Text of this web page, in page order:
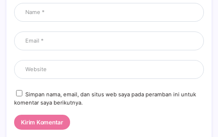
Simpan nama, email, dan situs web saya pada peramban ini untuk
komentar saya berikutnya.